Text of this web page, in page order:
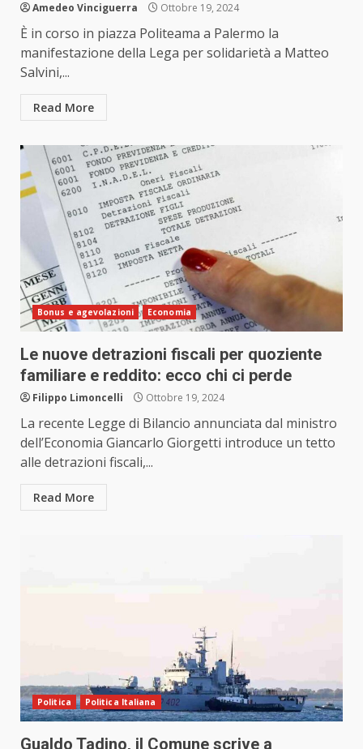
Amedeo Vinciguerra Ottobre 19, 2024
È in corso in piazza Politeama a Palermo la
manifestazione della Lega per solidarietà a Matteo
Salvini,...
Read More
Bonus e agevolazioni Economia
Le nuove detrazioni fiscali per quoziente
familiare e reddito: ecco chi ci perde
Filippo Limoncelli Ottobre 19, 2024
La recente Legge di Bilancio annunciata dal ministro
dell’Economia Giancarlo Giorgetti introduce un tetto
alle detrazioni fiscali,...
Read More
Politica Politica Italiana
Gualdo Tadino, il Comune scrive a